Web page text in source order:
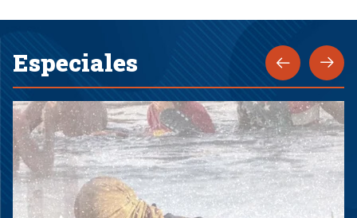
Especiales